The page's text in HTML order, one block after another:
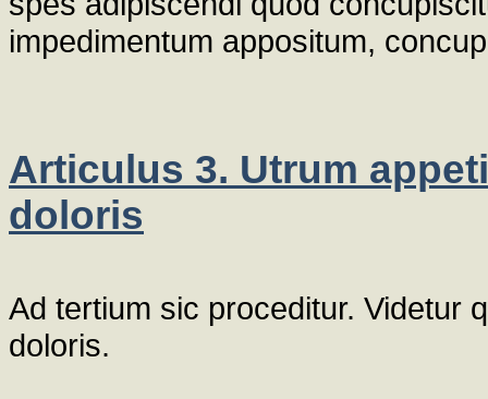
impedimentum appositum,
Articulus 3. Utrum
doloris
Ad tertium sic proceditur. Videtur
doloris.